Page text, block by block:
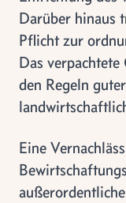
Darüber hinaus
Pflicht zur
Das
den Regeln
Eine